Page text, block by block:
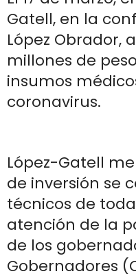
Gatell, en la
López Obrador,
millones de
insumos
coronavirus.
López-Gatell
de inversión se
técnicos de
atención de la
de los
Gobernadores